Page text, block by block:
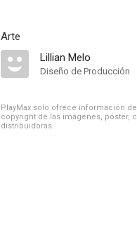
Arte
Lillian Melo
Diseño de Producción
PlayMax solo ofrece información
copyright de las imágenes, póster,
distribuidoras.